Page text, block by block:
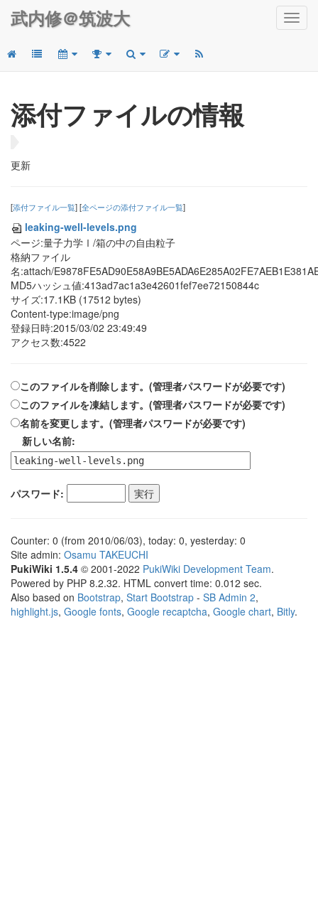
武内修＠筑波大
添付ファイルの情報
更新
[添付ファイル一覧] [全ページの添付ファイル一覧]
leaking-well-levels.png
ページ:量子力学Ⅰ/箱の中の自由粒子
格納ファイル
名:attach/
MD5ハッシュ値:413ad7ac1a3e42601fef7ee72150844c
サイズ:17.1KB (17512 bytes)
Content-type:image/png
登録日時:2015/03/02 23:49:49
アクセス数:4522
このファイルを削除します。(管理者パスワードが必要です)
このファイルを凍結します。(管理者パスワードが必要です)
名前を変更します。(管理者パスワードが必要です)
新しい名前:
パスワード:
Counter: 0 (from 2010/06/03), today: 0, yesterday: 0
Site admin: Osamu TAKEUCHI
PukiWiki 1.5.4 © 2001-2022 PukiWiki Development Team.
Powered by PHP 8.2.32. HTML convert time: 0.012 sec.
Also based on Bootstrap, Start Bootstrap - SB Admin 2,
highlight.js, Google fonts, Google recaptcha, Google chart, Bitly.